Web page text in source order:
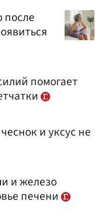
после
помогает
и уксус не
и железо
печени